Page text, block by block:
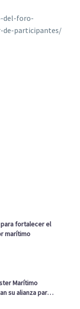
para fortalecer el
marítimo
Marítimo
su alianza para
Nacional
del-foro-
de-participantes/